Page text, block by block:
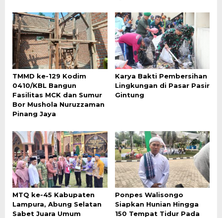
TMMD ke-129 Kodim
0410/KBL Bangun
Fasilitas MCK dan Sumur
Bor Mushola Nuruzzaman
Pinang Jaya
Karya Bakti Pembersihan
Lingkungan di Pasar Pasir
Gintung
MTQ ke-45 Kabupaten
Lampura, Abung Selatan
Sabet Juara Umum
Ponpes Walisongo
Siapkan Hunian Hingga
150 Tempat Tidur Pada